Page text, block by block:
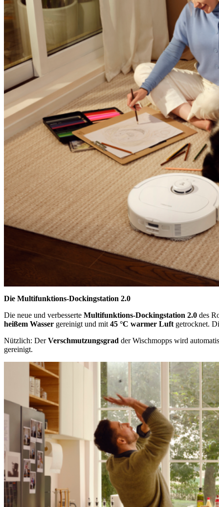
Die Multifunktions-Dockingstation 2.0
Die neue und verbesserte Multifunktions-Dockingstation 2.0 des
heißem Wasser gereinigt und mit 45 °C warmer Luft getrocknet.
Nützlich: DerVerschmutzungsgrad der Wischmopps wird
gereinigt.